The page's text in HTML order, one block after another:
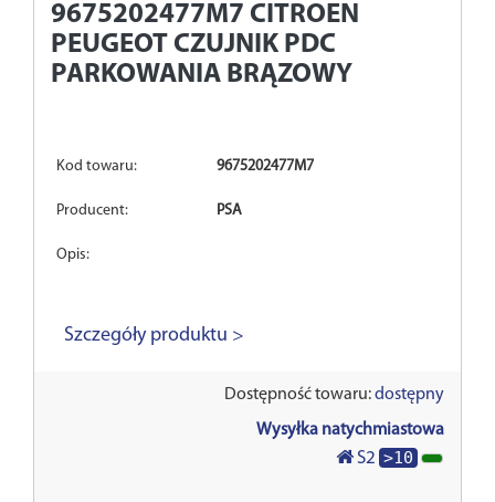
9675202477M7 CITROEN
PEUGEOT CZUJNIK PDC
PARKOWANIA BRĄZOWY
Kod towaru: 9675202477M7
Producent: PSA
Opis:
Szczegóły produktu >
Dostępność towaru:dostępny
Wysyłka natychmiastowa
S2 >10